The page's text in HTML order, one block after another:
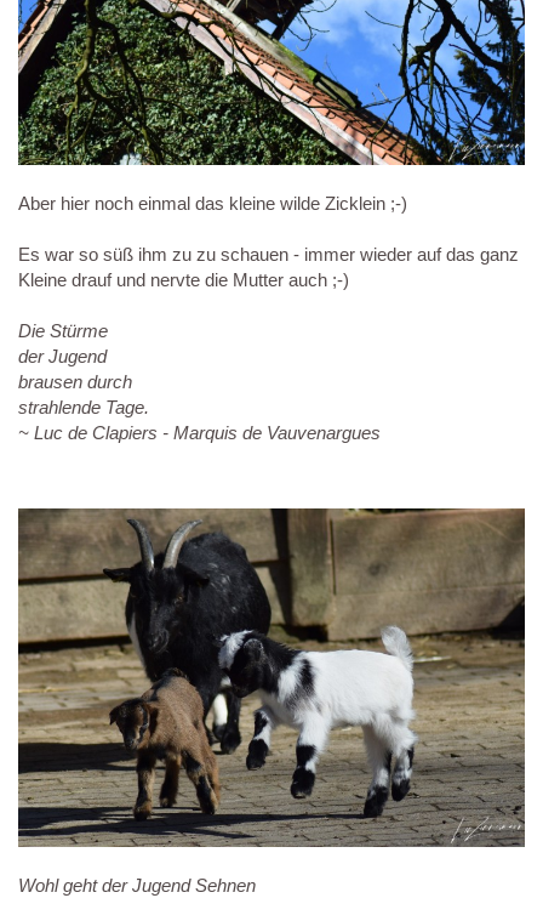
Aber hier noch einmal das kleine wilde Zicklein ;-)
Es war so süß ihm zu zu schauen - immer wieder auf das ganz
Kleine drauf und nervte die Mutter auch ;-)
Die Stürme
der Jugend
brausen durch
strahlende Tage.
~ Luc de Clapiers - Marquis de Vauvenargues
Wohl geht der Jugend Sehnen